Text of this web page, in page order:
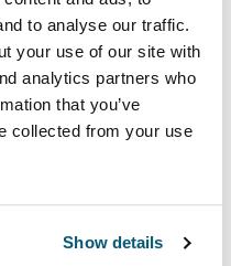
to analyse our traffic.
your use of our site with
analytics partners who
that you’ve
collected from your use
Show details
portable
dans une conception